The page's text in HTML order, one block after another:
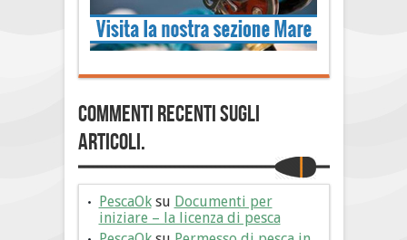
Commenti Recenti sugli
articoli.
PescaOksu Documenti per
iniziare – la licenza di pesca